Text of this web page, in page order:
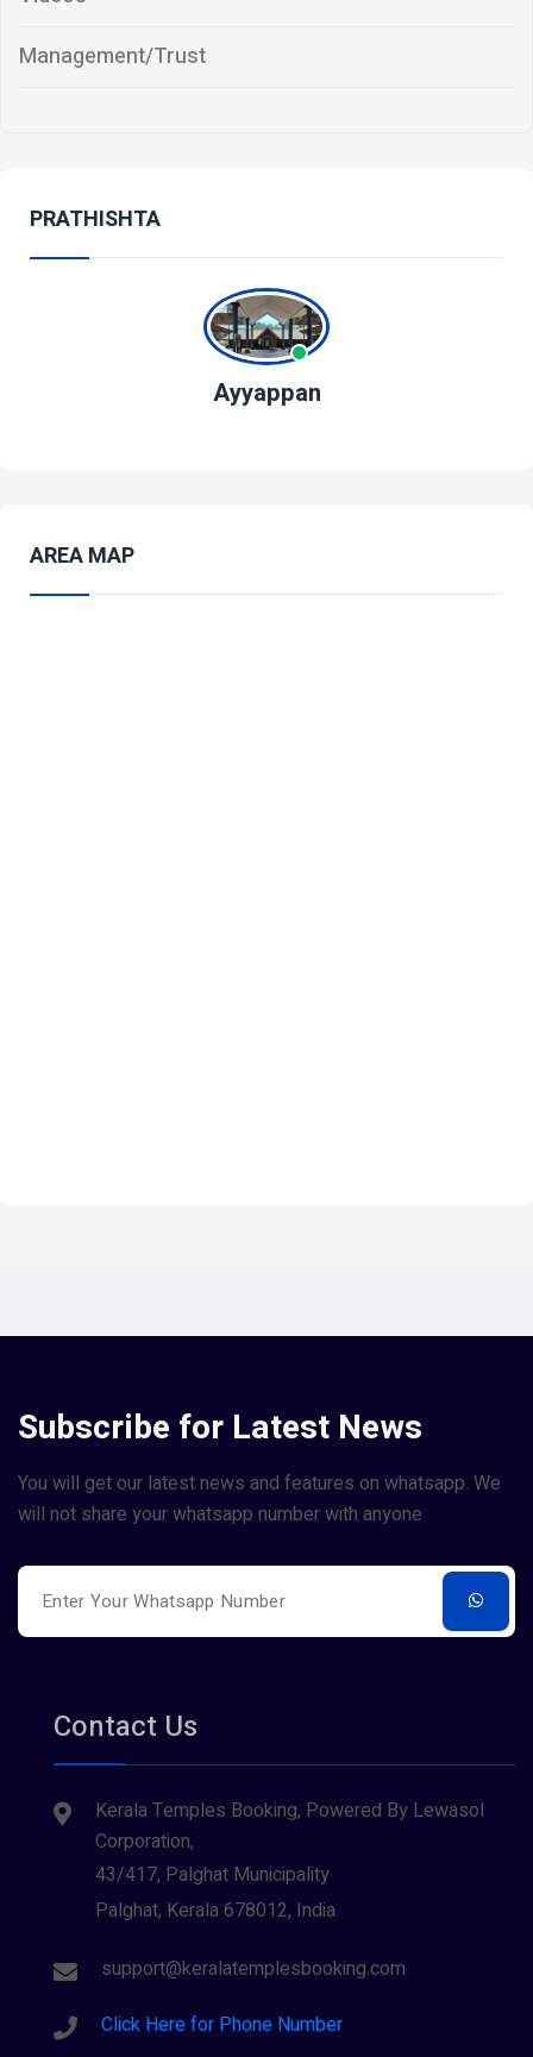
Management/Trust
PRATHISHTA
Ayyappan
AREA MAP
Subscribe for Latest News
You will get our latest news and features on whatsapp. We
will not share your whatsapp number with anyone
Contact Us
Kerala Temples Booking, Powered By Lewasol
Corporation,
43/417, Palghat Municipality
Palghat, Kerala 678012, India
support@keralatemplesbooking.com
Click Here for Phone Number